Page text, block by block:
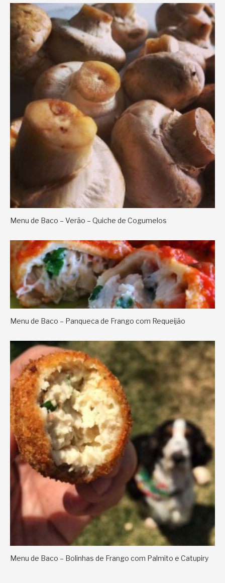
Menu de Baco – Verão – Quiche de Cogumelos
Menu de Baco – Panqueca de Frango com Requeijão
Menu de Baco – Bolinhas de Frango com Palmito e Catupiry